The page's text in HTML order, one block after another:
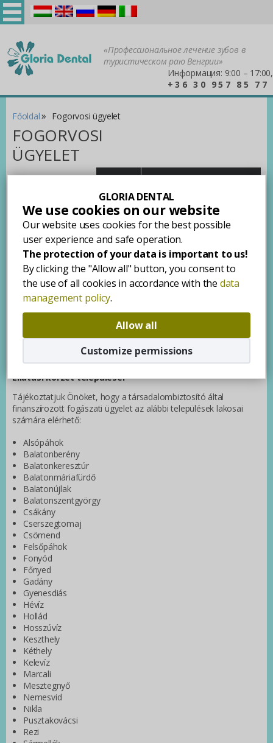
GLORIA DENTAL
We use cookies on our website
Our website uses cookies for the best possible
user experience and safe operation.
The protection of your data is important to us!
By clicking the "Allow all" button, you consent to
the use of all cookies in accordance with the data
management policy.
Allow all
Customize permissions
«Профессиональное лечение зубов в
туристическом раю Венгрии»
Информация: 9:00 – 17:00,
+36 30 957 85 77
Főoldal» Fogorvosi ügyelet
FOGORVOSI
ÜGYELET
!
Вы получите быстрый и
точный ответ!
Gloria Dentál keretein belül szerződéses sürgősségi ügyeleti
ellátás működik.
Ügyelet címe:
8360 Keszthely, Kossuth Lajos utca 7-9.
Telefonszáma: 06 30 9578577
Ügyeleti nyitvatartási:
szombat, vasárnap és ünnepnapokon: 9.00-13.00 ( 13.00 óra
Ellátási körzet települései
Tájékoztatjuk Önöket, hogy a társadalombiztosító által
finanszírozott fogászati ügyelet az alábbi települések lakosai
számára elérhető:
Alsópáhok
Balatonberény
Balatonkeresztúr
Balatonmáriafürdő
Balatonújlak
Balatonszentgyörgy
Csákány
Cserszegtomaj
Csömend
Felsőpáhok
Fonyód
Főnyed
Gadány
Gyenesdiás
Hévíz
Hollád
Hosszúvíz
Keszthely
Kéthely
Kelevíz
Marcali
Mesztegnyő
Nemesvid
Nikla
Pusztakovácsi
Rezi